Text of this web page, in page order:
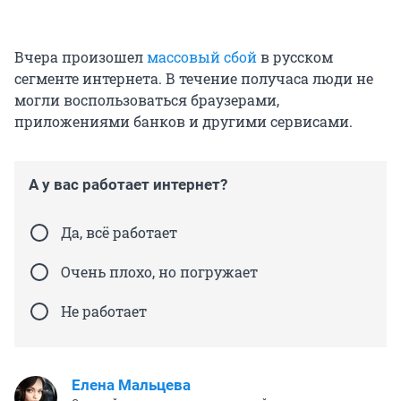
Вчера произошелмассовый сбойв русском
сегменте интернета. В течение получаса люди не
могли воспользоваться браузерами,
приложениями банков и другими сервисами.
А у вас работает интернет?
Да, всё работает
Очень плохо, но погружает
Не работает
Елена Мальцева